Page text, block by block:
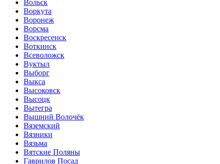
Вольск
Воркута
Воронеж
Ворсма
Воскресенск
Воткинск
Всеволожск
Вуктыл
Выборг
Выкса
Высоковск
Высоцк
Вытегра
Вышний Волочёк
Вяземский
Вязники
Вязьма
Вятские Поляны
Гаврилов Посад